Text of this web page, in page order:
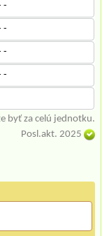
-
-
-
-
byť za celú jednotku.
Posl.akt. 2025